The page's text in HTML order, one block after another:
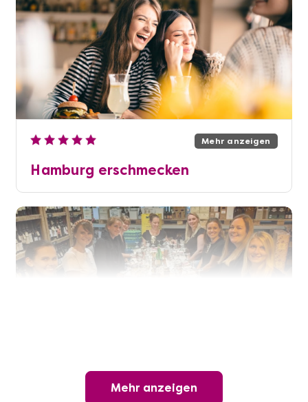
Mehr anzeigen
Hamburg erschmecken
Offene Weinprobe
Mehr anzeigen